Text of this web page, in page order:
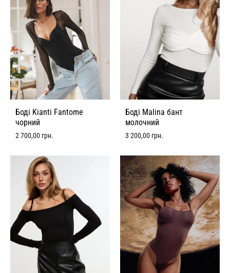
Боді Kianti Fantome
чорний
2 700,00 грн.
Боді Malina бант
молочний
3 200,00 грн.